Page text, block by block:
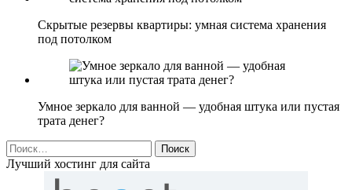
Скрытые резервы квартиры: умная система хранения
под потолком
Умное зеркало для ванной — удобная штука или пустая
трата денег?
Найти:
Лучший хостинг для сайта